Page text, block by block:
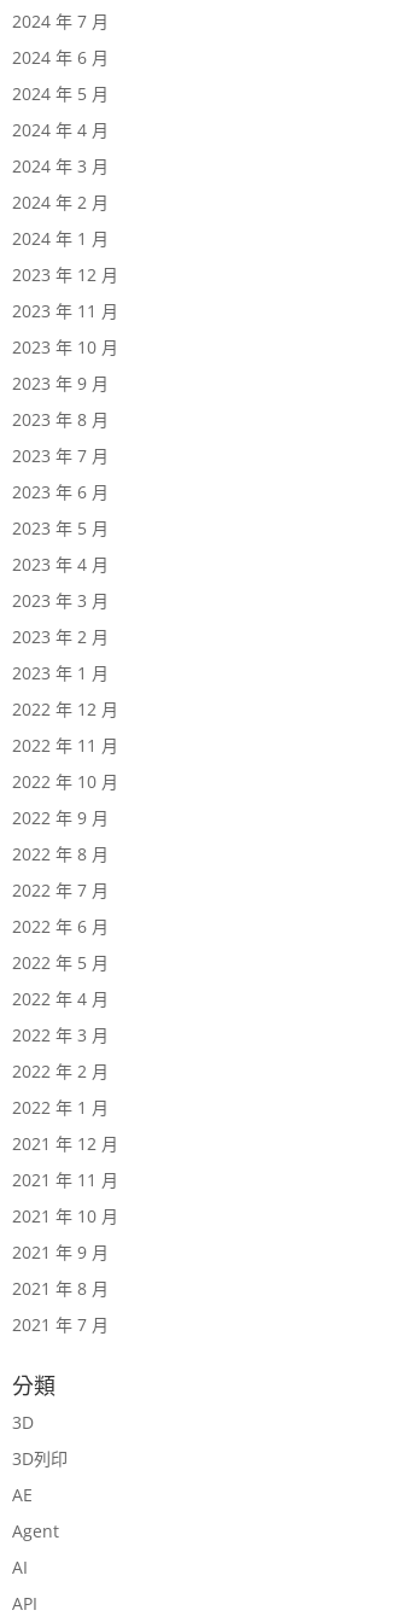
2024 年 7 月
2024 年 6 月
2024 年 5 月
2024 年 4 月
2024 年 3 月
2024 年 2 月
2024 年 1 月
2023 年 12 月
2023 年 11 月
2023 年 10 月
2023 年 9 月
2023 年 8 月
2023 年 7 月
2023 年 6 月
2023 年 5 月
2023 年 4 月
2023 年 3 月
2023 年 2 月
2023 年 1 月
2022 年 12 月
2022 年 11 月
2022 年 10 月
2022 年 9 月
2022 年 8 月
2022 年 7 月
2022 年 6 月
2022 年 5 月
2022 年 4 月
2022 年 3 月
2022 年 2 月
2022 年 1 月
2021 年 12 月
2021 年 11 月
2021 年 10 月
2021 年 9 月
2021 年 8 月
2021 年 7 月
分類
3D
3D列印
AE
Agent
AI
API